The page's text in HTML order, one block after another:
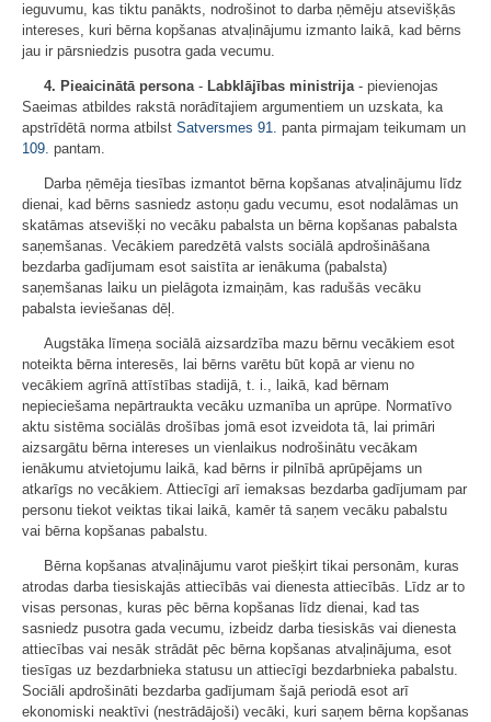
ieguvumu, kas tiktu panākts, nodrošinot to darba ņēmēju atsevišķās
intereses, kuri bērna kopšanas atvaļinājumu izmanto laikā, kad bērns
jau ir pārsniedzis pusotra gada vecumu.
4. Pieaicinātā persona- Labklājības ministrija- pievienojas
Saeimas atbildes rakstā norādītajiem argumentiem un uzskata, ka
apstrīdētā norma atbilst Satversmes 91. panta pirmajam teikumam un
109. pantam.
Darba ņēmēja tiesības izmantot bērna kopšanas atvaļinājumu līdz
dienai, kad bērns sasniedz astoņu gadu vecumu, esot nodalāmas un
skatāmas atsevišķi no vecāku pabalsta un bērna kopšanas pabalsta
saņemšanas. Vecākiem paredzētā valsts sociālā apdrošināšana
bezdarba gadījumam esot saistīta ar ienākuma (pabalsta)
saņemšanas laiku un pielāgota izmaiņām, kas radušās vecāku
pabalsta ieviešanas dēļ.
Augstāka līmeņa sociālā aizsardzība mazu bērnu vecākiem esot
noteikta bērna interesēs, lai bērns varētu būt kopā ar vienu no
vecākiem agrīnā attīstības stadijā, t. i., laikā, kad bērnam
nepieciešama nepārtraukta vecāku uzmanība un aprūpe. Normatīvo
aktu sistēma sociālās drošības jomā esot izveidota tā, lai primāri
aizsargātu bērna intereses un vienlaikus nodrošinātu vecākam
ienākumu atvietojumu laikā, kad bērns ir pilnībā aprūpējams un
atkarīgs no vecākiem. Attiecīgi arī iemaksas bezdarba gadījumam par
personu tiekot veiktas tikai laikā, kamēr tā saņem vecāku pabalstu
vai bērna kopšanas pabalstu.
Bērna kopšanas atvaļinājumu varot piešķirt tikai personām, kuras
atrodas darba tiesiskajās attiecībās vai dienesta attiecībās. Līdz ar to
visas personas, kuras pēc bērna kopšanas līdz dienai, kad tas
sasniedz pusotra gada vecumu, izbeidz darba tiesiskās vai dienesta
attiecības vai nesāk strādāt pēc bērna kopšanas atvaļinājuma, esot
tiesīgas uz bezdarbnieka statusu un attiecīgi bezdarbnieka pabalstu.
Sociāli apdrošināti bezdarba gadījumam šajā periodā esot arī
ekonomiski neaktīvi (nestrādājoši) vecāki, kuri saņem bērna kopšanas